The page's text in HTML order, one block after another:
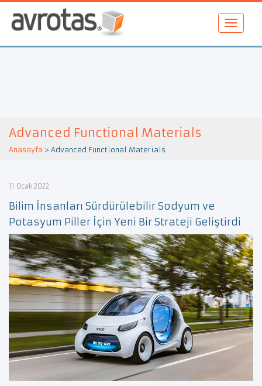
Advanced Functional Materials
Anasayfa > Advanced Functional Materials
11 Ocak 2022
Bilim İnsanları Sürdürülebilir Sodyum ve
Potasyum Piller İçin Yeni Bir Strateji Geliştirdi